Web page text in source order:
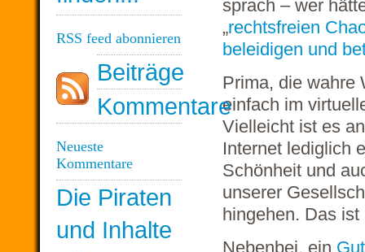
sprach – wer
„rechtsfreien
beleidigen und
Prima, die wahre
einfach im
Vielleicht ist es
Internet lediglich
Schönheit und
unserer
hingehen. Das
Nebenbei, ein
RSS feed abonnieren
Beiträge
Kommentare
Neueste
Kommentare
Die Piraten
und Inhalte